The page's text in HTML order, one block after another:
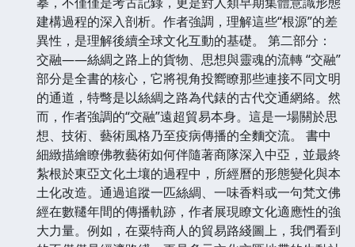
建構過程的深入剖析。作者強調，理解這些“根源”的差
異性，是理解後續全球文化互動的基礎。 第二部分：
交融——絲綢之路上的貨物、思想與靈魂的流轉 “交融”
部分是全書的核心，它將視角投嚮瞭那些連接不同文明
的通道，特彆是以絲綢之路為代錶的古代交通網絡。然
而，作者強調的“交融”遠超貿易本身。這是一場關於思
想、技術、藝術風格乃至疫病傳播的全麵交流。 書中
細緻描繪瞭佛教藝術如何伴隨著商隊深入中亞，並最終
紮根於東亞文化土壤的過程中，所經曆的形態變化與本
土化改造。通過追蹤一匹絲綢、一味香料或一句梵文佛
經在數韆年間的傳播軌跡，作者展現瞭文化適應性的強
大力量。例如，在粟特商人的貿易路綫圖上，我們看到